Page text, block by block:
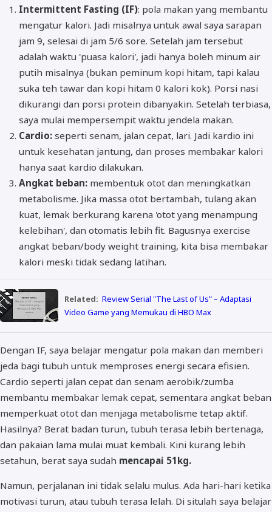
Intermittent Fasting (IF): pola makan yang membantu
mengatur kalori. Jadi misalnya untuk awal saya sarapan
jam 9, selesai di jam 5/6 sore. Setelah jam tersebut
adalah waktu 'puasa kalori', jadi hanya boleh minum air
putih misalnya (bukan peminum kopi hitam, tapi kalau
suka teh tawar dan kopi hitam 0 kalori kok). Porsi nasi
dikurangi dan porsi protein dibanyakin. Setelah terbiasa,
saya mulai mempersempit waktu jendela makan.
Cardio: seperti senam, jalan cepat, lari. Jadi kardio ini
untuk kesehatan jantung, dan proses membakar kalori
hanya saat kardio dilakukan.
Angkat beban:membentuk otot dan meningkatkan
metabolisme. Jika massa otot bertambah, tulang akan
kuat, lemak berkurang karena 'otot yang menampung
kelebihan', dan otomatis lebih fit. Bagusnya exercise
angkat beban/body weight training, kita bisa membakar
kalori meski tidak sedang latihan.
Related: Review Serial "The Last of Us" – Adaptasi
Video Game yang Memukau di HBO Max
Dengan IF, saya belajar mengatur pola makan dan memberi
jeda bagi tubuh untuk memproses energi secara efisien.
Cardio seperti jalan cepat dan senam aerobik/zumba
membantu membakar lemak cepat, sementara angkat beban
memperkuat otot dan menjaga metabolisme tetap aktif.
Hasilnya? Berat badan turun, tubuh terasa lebih bertenaga,
dan pakaian lama mulai muat kembali. Kini kurang lebih
setahun, berat saya sudah mencapai 51kg.
Namun, perjalanan ini tidak selalu mulus. Ada hari-hari ketika
motivasi turun, atau tubuh terasa lelah. Di situlah saya belajar